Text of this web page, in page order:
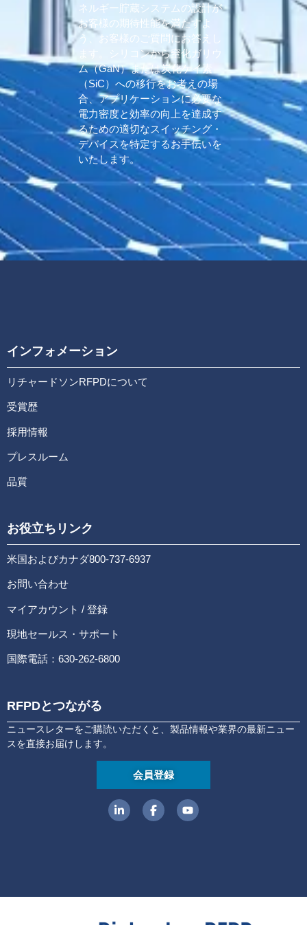
ネルギー貯蔵システムの設計が
お客様の期待性能を満たすよ
う、お客様のご質問にお答えし
ます。シリコンから窒化ガリウ
ム（GaN）または炭化ケイ素
（SiC）への移行をお考えの場
合、アプリケーションに必要な
電力密度と効率の向上を達成す
るための適切なスイッチング・
デバイスを特定するお手伝いを
いたします。
インフォメーション
リチャードソンRFPDについて
受賞歴
採用情報
プレスルーム
品質
お役立ちリンク
米国およびカナダ800-737-6937
お問い合わせ
マイアカウント / 登録
現地セールス・サポート
国際電話：630-262-6800
RFPDとつながる
ニュースレターをご購読いただくと、製品情報や業界の最新ニュー
スを直接お届けします。
会員登録